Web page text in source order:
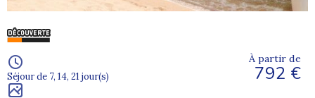
Séjour de 7, 14, 21 jour(s)
À partir de
792 €